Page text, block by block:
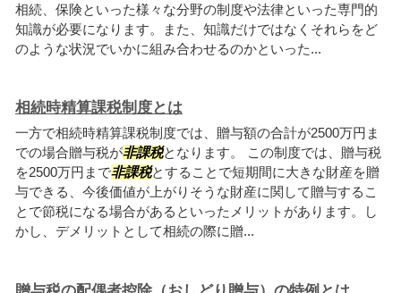
相続、保険といった様々な分野の制度や法律といった専門的
知識が必要になります。また、知識だけではなくそれらをど
のような状況でいかに組み合わせるのかといった...
相続時精算課税制度とは
一方で相続時精算課税制度では、贈与額の合計が2500万円ま
での場合贈与税が非課税となります。 この制度では、贈与税
を2500万円まで非課税とすることで短期間に大きな財産を贈
与できる、今後価値が上がりそうな財産に関して贈与するこ
とで節税になる場合があるといったメリットがあります。し
かし、デメリットとして相続の際に贈...